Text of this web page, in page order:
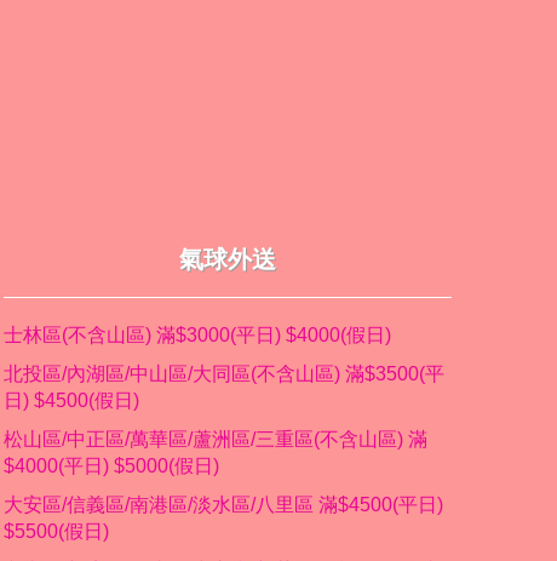
氣球外送
士林區(不含山區) 滿$3000(平日) $4000(假日)
北投區/內湖區/中山區/大同區(不含山區) 滿$3500(平
日) $4500(假日)
松山區/中正區/萬華區/蘆洲區/三重區(不含山區) 滿
$4000(平日) $5000(假日)
大安區/信義區/南港區/淡水區/八里區 滿$4500(平日)
$5500(假日)